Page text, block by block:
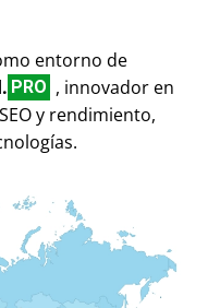
entorno de
PRO , innovador en
y rendimiento,